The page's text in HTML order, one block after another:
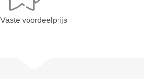
Vaste voordeelprijs